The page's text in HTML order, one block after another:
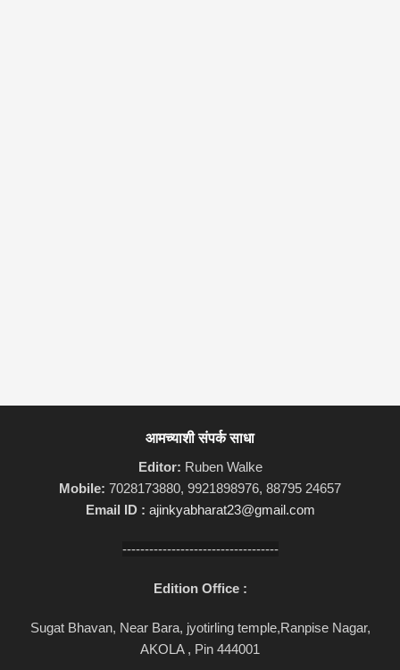
आमच्याशी संपर्क साधा
Editor: Ruben Walke
Mobile: 7028173880, 9921898976, 88795 24657
Email ID : ajinkyabharat23@gmail.com
-----------------------------------
Edition Office :
Sugat Bhavan, Near Bara, jyotirling temple,Ranpise Nagar,
AKOLA , Pin 444001